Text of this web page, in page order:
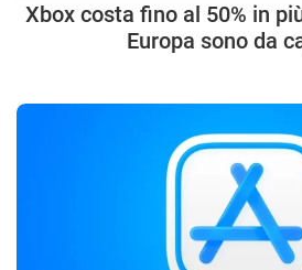
Xbox costa fino al 50% in
Europa sono da